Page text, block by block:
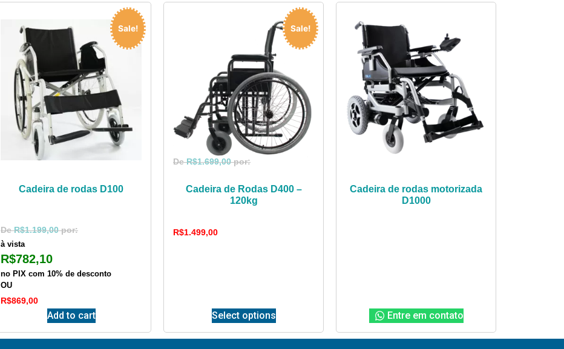
Sale!
Cadeira de rodas D100
R$1.199,00
R$869,00
à vista
R$782,10
no PIX com 10% de desconto
OU
Add to cart
Sale!
Cadeira de Rodas D400 –
120kg
R$1.699,00
R$1.499,00
Select options
Cadeira de rodas motorizada
D1000
Entre em contato